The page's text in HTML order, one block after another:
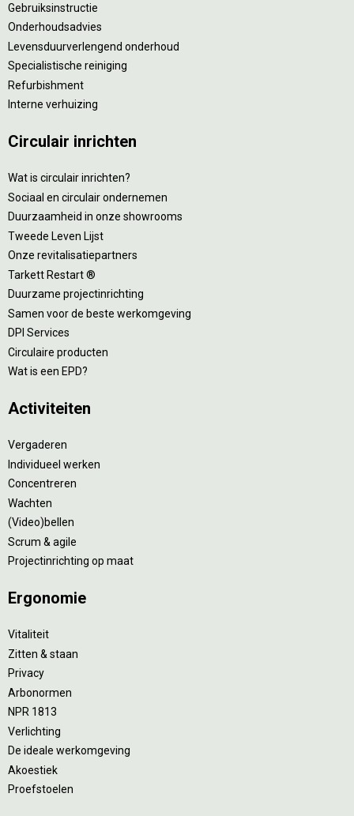
Gebruiksinstructie
Onderhoudsadvies
Levensduurverlengend onderhoud
Specialistische reiniging
Refurbishment
Interne verhuizing
Circulair inrichten
Wat is circulair inrichten?
Sociaal en circulair ondernemen
Duurzaamheid in onze showrooms
Tweede Leven Lijst
Onze revitalisatiepartners
Tarkett Restart ®
Duurzame projectinrichting
Samen voor de beste werkomgeving
DPI Services
Circulaire producten
Wat is een EPD?
Activiteiten
Vergaderen
Individueel werken
Concentreren
Wachten
(Video)bellen
Scrum & agile
Projectinrichting op maat
Ergonomie
Vitaliteit
Zitten & staan
Privacy
Arbonormen
NPR 1813
Verlichting
De ideale werkomgeving
Akoestiek
Proefstoelen